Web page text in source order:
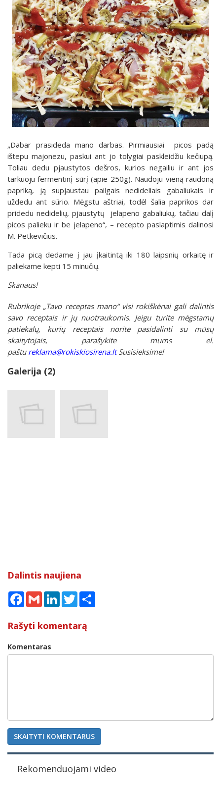
„Dabar prasideda mano darbas. Pirmiausiai picos padą
ištepu majonezu, paskui ant jo tolygiai paskleidžiu kečiupą.
Toliau dedu pjaustytos dešros, kurios negailiu ir ant jos
tarkuoju fermentinį sūrį (apie 250g). Naudoju vieną raudoną
papriką, ją supjaustau pailgais nedideliais gabaliukais ir
uždedu ant sūrio. Mėgstu aštriai, todėl šalia paprikos dar
pridedu nedidelių, pjaustytų jelapeno gabaliukų, tačiau dalį
picos palieku ir be jelapeno“, – recepto paslaptimis dalinosi
M. Petkevičius.
Tada picą dedame į jau įkaitintą iki 180 laipsnių orkaitę ir
paliekame kepti 15 minučių.
Skanaus!
Rubrikoje „Tavo receptas mano“ visi rokiškėnai gali dalintis
savo receptais ir jų nuotraukomis. Jeigu turite mėgstamų
patiekalų, kurių receptais norite pasidalinti su mūsų
skaitytojais, parašykite mums el.
paštu reklama@rokiskiosirena.ltSusisieksime!
Galerija (2)
Dalintis naujiena
Facebook
Gmail LinkedInTwitter
Rašyti komentarą
Komentaras
SKAITYTI KOMENTARUS
Rekomenduojami video